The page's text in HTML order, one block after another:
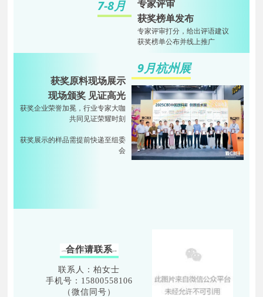
7-8月
专家评审
获奖榜单发布
专家评审打分，给出评语建议
获奖榜单公布并线上推广
获奖原料现场展示
现场颁奖 见证高光
获奖企业荣誉加冕，行业专家大咖
共同见证荣耀时刻
获奖展示的样品需提前快递至组委
会
9月杭州展
合作请联系
联系人：柏女士
手机号：15800558106
（微信同号）